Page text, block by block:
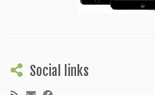
Social links